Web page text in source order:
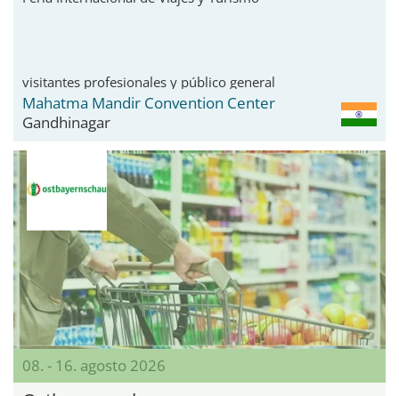
visitantes profesionales y público general
Mahatma Mandir Convention Center
Gandhinagar
08. - 16. agosto 2026